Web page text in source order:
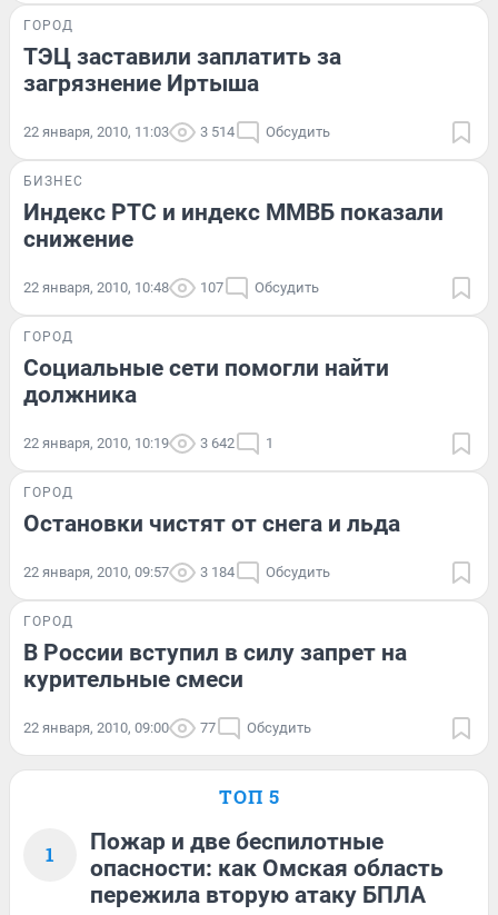
ГОРОД
ТЭЦ заставили заплатить за
загрязнение Иртыша
22 января, 2010, 11:03 3 514 Обсудить
БИЗНЕС
Индекс РТС и индекс ММВБ показали
снижение
22 января, 2010, 10:48 107 Обсудить
ГОРОД
Социальные сети помогли найти
должника
22 января, 2010, 10:19 3 642 1
ГОРОД
Остановки чистят от снега и льда
22 января, 2010, 09:57 3 184 Обсудить
ГОРОД
В России вступил в силу запрет на
курительные смеси
22 января, 2010, 09:00 77 Обсудить
ТОП 5
1
Пожар и две беспилотные
опасности: как Омская область
пережила вторую атаку БПЛА